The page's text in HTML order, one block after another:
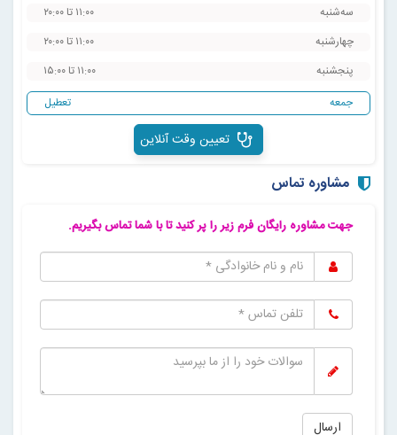
سه‌شنبه
۱۱:۰۰ تا ۲۰:۰۰
چهارشنبه
۱۱:۰۰ تا ۲۰:۰۰
پنجشنبه
۱۱:۰۰ تا ۱۵:۰۰
جمعه
‌تعطیل
تعیین وقت آنلاین
مشاوره تماس